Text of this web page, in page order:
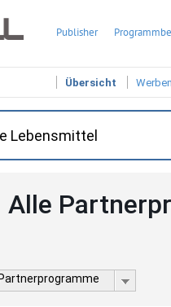
Publisher
Übersicht
Alle